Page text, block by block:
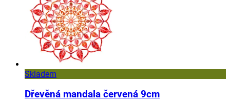
Skladem
Dřevěná mandala červená 9cm